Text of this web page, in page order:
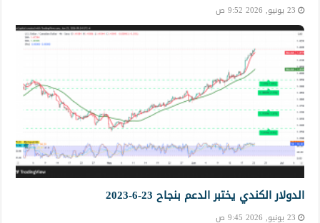
23 يونيو, 2026 9:52 ص
الدولار الكندي يختبر الدعم بنجاح 23-6-2023
23 يونيو, 2026 9:45 ص